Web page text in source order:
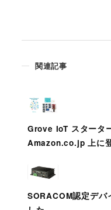
関連記事
Grove IoT スタータ
Amazon.co.jp 上に
SORACOM認定デバ